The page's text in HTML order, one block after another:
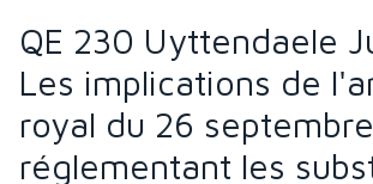
QE 230 Uyttendaele
Les implications de
royal du 26
réglementant les